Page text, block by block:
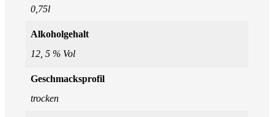
0,75l
Alkoholgehalt
12, 5 % Vol
Geschmacksprofil
trocken